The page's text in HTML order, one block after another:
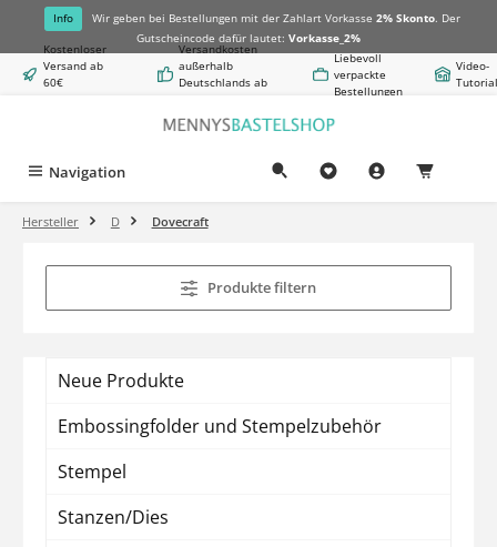
springen
Info Wir geben bei Bestellungen mit der Zahlart Vorkasse 2% Skonto. Der
Gutscheincode dafür lautet: Vorkasse_2%
Kostenloser
Versand ab
60€
Versandkosten
außerhalb
Deutschlands ab
Liebevoll
verpackte
Bestellungen
Video-
Navigation
Hersteller D Dovecraft
Produkte filtern
Neue Produkte
Embossingfolder und Stempelzubehör
Stempel
Stanzen/Dies